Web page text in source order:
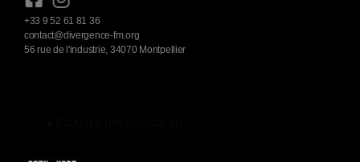
+33 9 52 61 81 36
contact@divergence-fm.org
56 rue de l'industrie, 34070 Montpellier